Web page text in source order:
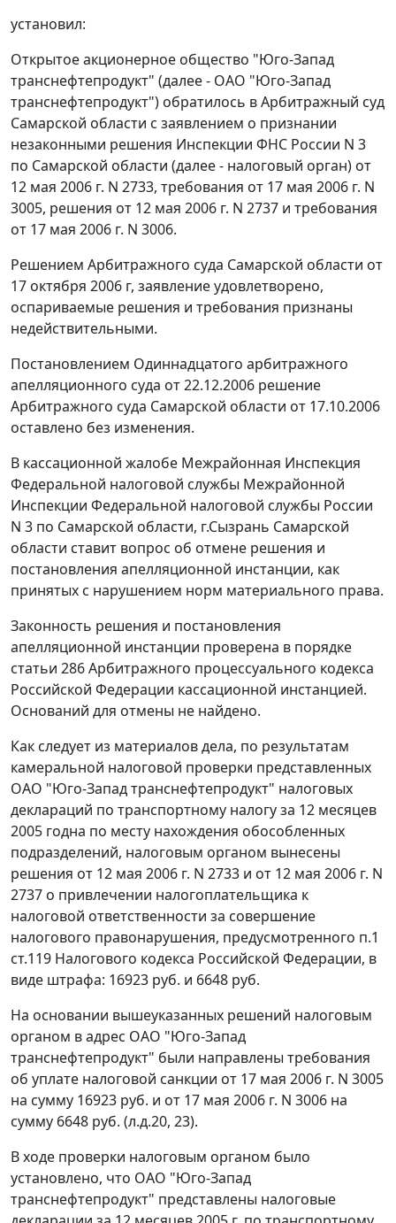
установил:
Открытое акционерное общество "Юго-Запад
транснефтепродукт" (далее - ОАО "Юго-Запад
транснефтепродукт") обратилось в Арбитражный суд
Самарской области с заявлением о признании
незаконными решения Инспекции ФНС России N 3
по Самарской области (далее - налоговый орган) от
12 мая 2006 г. N 2733, требования от 17 мая 2006 г. N
3005, решения от 12 мая 2006 г. N 2737 и требования
от 17 мая 2006 г. N 3006.
Решением Арбитражного суда Самарской области от
17 октября 2006 г, заявление удовлетворено,
оспариваемые решения и требования признаны
недействительными.
Постановлением Одиннадцатого арбитражного
апелляционного суда от 22.12.2006 решение
Арбитражного суда Самарской области от 17.10.2006
оставлено без изменения.
В кассационной жалобе Межрайонная Инспекция
Федеральной налоговой службы Межрайонной
Инспекции Федеральной налоговой службы России
N 3 по Самарской области, г.Сызрань Самарской
области ставит вопрос об отмене решения и
постановления апелляционной инстанции, как
принятых с нарушением норм материального права.
Законность решения и постановления
апелляционной инстанции проверена в порядке
статьи 286Арбитражного процессуального кодекса
Российской Федерации кассационной инстанцией.
Оснований для отмены не найдено.
Как следует из материалов дела, по результатам
камеральной налоговой проверки представленных
ОАО "Юго-Запад транснефтепродукт" налоговых
деклараций по транспортному налогу за 12 месяцев
2005 годна по месту нахождения обособленных
подразделений, налоговым органом вынесены
решения от 12 мая 2006 г. N 2733 и от 12 мая 2006 г. N
2737 о привлечении налогоплательщика к
налоговой ответственности за совершение
налогового правонарушения, предусмотренного п.1
ст.119 Налогового кодекса Российской Федерации, в
виде штрафа: 16923 руб. и 6648 руб.
На основании вышеуказанных решений налоговым
органом в адрес ОАО "Юго-Запад
транснефтепродукт" были направлены требования
об уплате налоговой санкции от 17 мая 2006 г. N 3005
на сумму 16923 руб. и от 17 мая 2006 г. N 3006 на
сумму 6648 руб. (л.д.20, 23).
В ходе проверки налоговым органом было
установлено, что ОАО "Юго-Запад
транснефтепродукт" представлены налоговые